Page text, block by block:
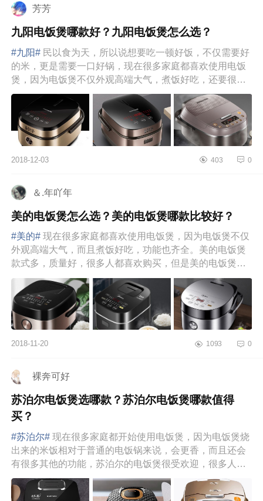
芳芳
九阳电饭煲哪款好？九阳电饭煲怎么选？
#九阳# 民以食为天，所以说想要吃一顿好饭，不仅需要好
的米，更是需要一口好锅，现在很多家庭都喜欢使用电饭
煲，因为电饭煲不仅外观高端大气，煮饭好吃，还要很多
好用的功能。市面...
2018-12-03 403 0
＆.年吖年
美的电饭煲怎么选？美的电饭煲哪款比较好？
#美的# 现在很多家庭都喜欢使用电饭煲，因为电饭煲不仅
外观高端大气，而且煮饭好吃，功能也齐全。美的电饭煲
款式多，质量好，很多人都喜欢购买，但是美的电饭煲的
型号和款式各有不...
2018-11-20 1093 0
裸奔可好
苏泊尔电饭煲选哪款？苏泊尔电饭煲哪款值得
买？
#苏泊尔# 现在很多家庭都开始使用电饭煲，因为电饭煲烧
出来的米饭相对于普通的电饭锅来说，会更香，而且还会
有很多其他的功能，苏泊尔的电饭煲很受欢迎，很多人都
喜欢使用苏泊尔电饭...